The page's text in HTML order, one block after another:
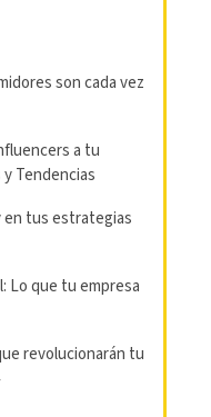
son cada vez
a tu
Tendencias
en tus estrategias
Lo que tu empresa
revolucionarán tu